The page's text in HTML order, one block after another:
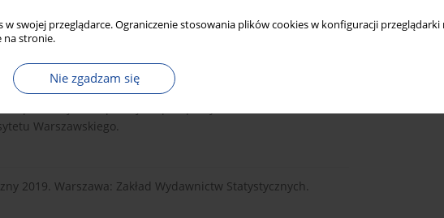
w swojej przeglądarce. Ograniczenie stosowania plików cookies w konfiguracji przeglądarki
na stronie.
Nie zgadzam się
PWN.
Reprodukcja i kooperacja w perspektywie
Warszawskiego.
2019. Warszawa: Zakład Wydawnictw Statystycznych.